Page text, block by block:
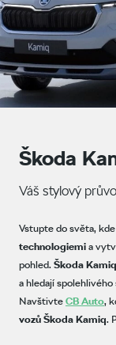
Škoda
Váš stylový
Vstupte do světa,
technologiemia
pohled.Škoda Kamiq
a hledají
NavštivteCB Auto,
vozůŠkodaKamiq.